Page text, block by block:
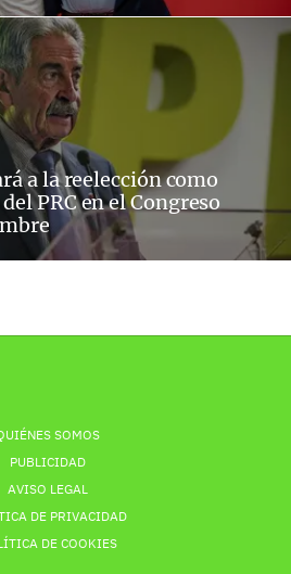
a la reelección como
PRC en el Congreso
SOMOS
PUBLICIDAD
AVISO LEGAL
DE PRIVACIDAD
DE COOKIES